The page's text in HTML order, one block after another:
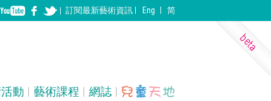
訂閱最新藝術資訊 Eng 简
動 藝術課程 網誌